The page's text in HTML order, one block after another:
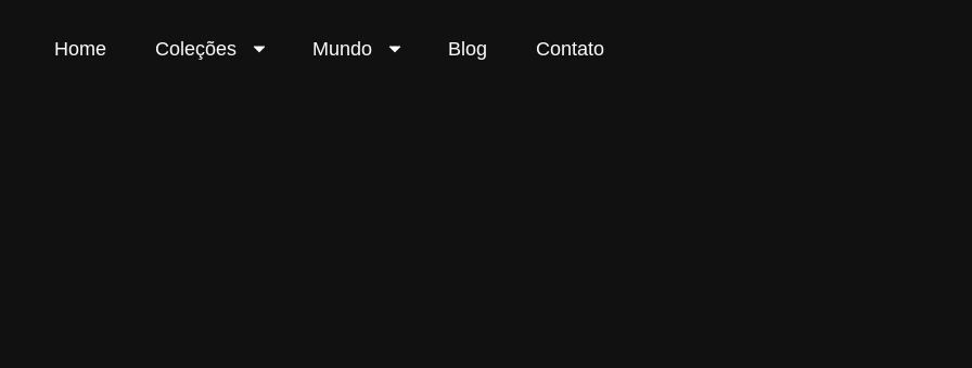
Home Coleções Mundo Blog Contato